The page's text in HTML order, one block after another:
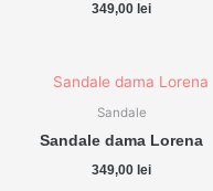
349,00 lei
Sandale
Sandale dama Lorena
349,00 lei